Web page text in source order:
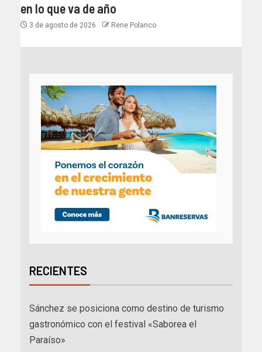
en lo que va de año
3 de agosto de 2026 Rene Polanco
RECIENTES
Sánchez se posiciona como destino de turismo
gastronómico con el festival «Saborea el
Paraíso»